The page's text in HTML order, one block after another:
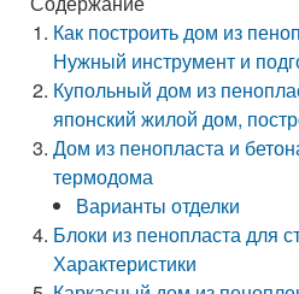
Как построить дом из
Нужный инструмент и
Купольный дом из
японский жилой дом,
Дом из пенопласта и
термодома
Варианты отделки
Блоки из пенопласта для
Характеристики